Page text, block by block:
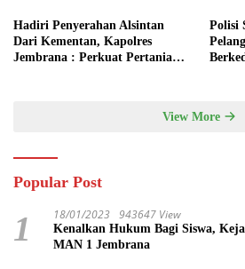
Hadiri Penyerahan Alsintan
Dari Kementan, Kapolres
Jembrana : Perkuat Pertanian
Polisi
View More
Popular Post
1 18/01/2023 943647 View
Kenalkan Hukum Bagi Siswa,
MAN 1 Jembrana